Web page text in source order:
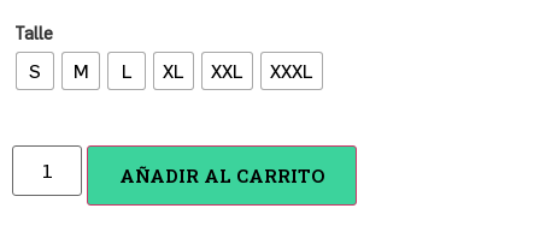
Talle
S M L XL XXL XXXL
AÑADIR AL CARRITO